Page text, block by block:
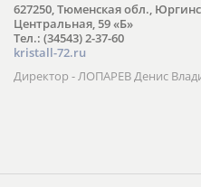
627250, Тюменская обл.,
Центральная, 59 «Б»
Тел.: (34543) 2-37-60
kristall-72.ru
Директор - ЛОПАРЕВ Денис